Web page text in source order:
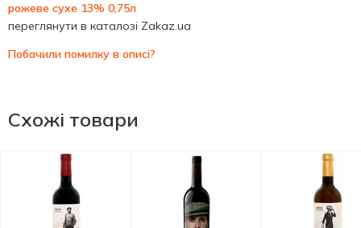
рожеве сухе 13% 0,75л
переглянути в каталозі Zakaz.ua
Побачили помилку в описі?
Схожі товари